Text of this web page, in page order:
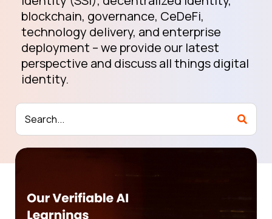
Contact
blockchain, governance, CeDeFi,
technology delivery, and enterprise
deployment – we provide our latest
perspective and discuss all things digital
identity.